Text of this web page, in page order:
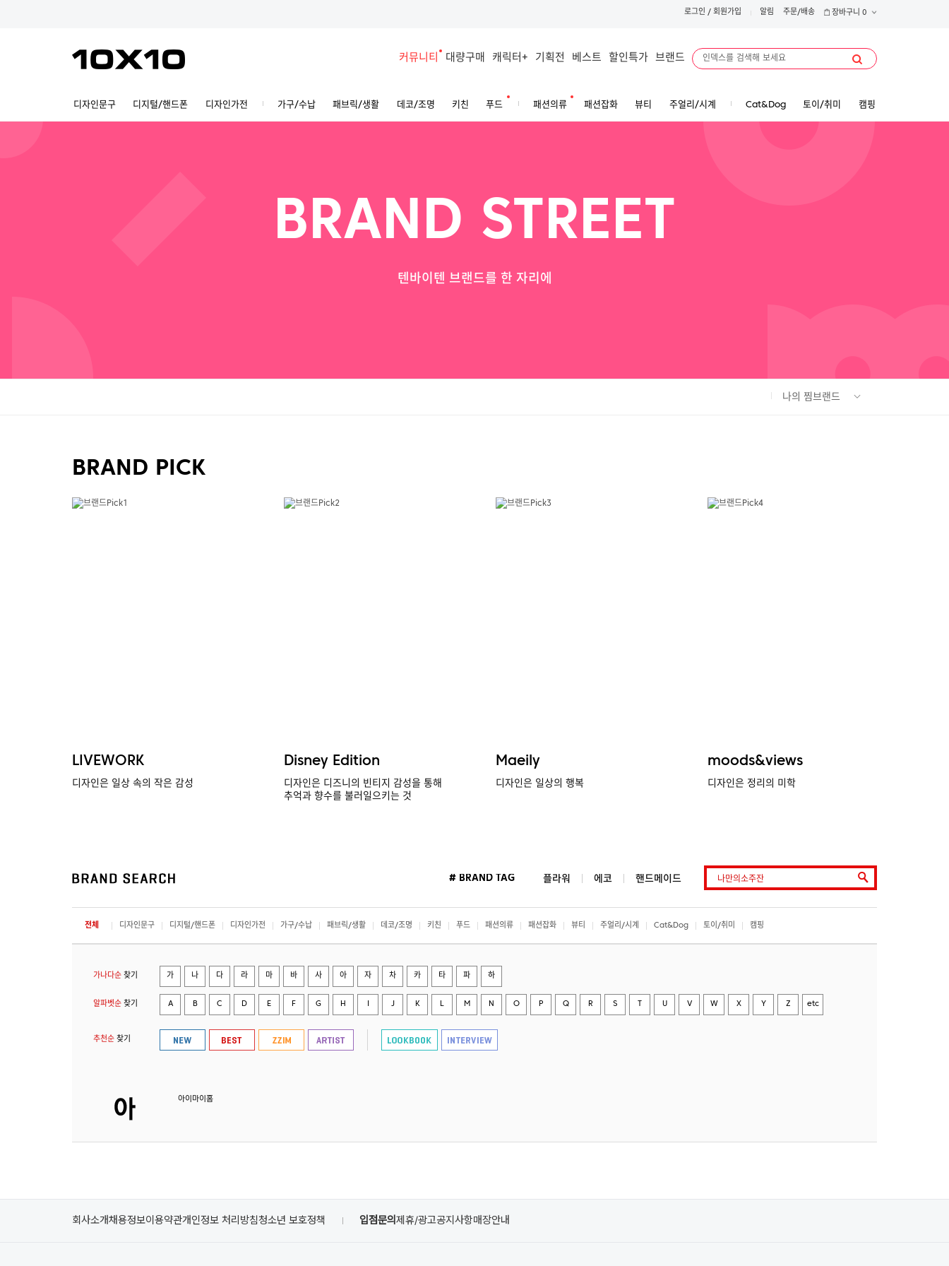
로그인 / 회원가입 알림 주문/배송 장바구니 0
커뮤니티 대량구매 캐릭터+ 기획전 베스트 할인특가 브랜드
디자인문구 디지털/핸드폰 디자인가전 가구/수납 패브릭/생활 데코/조명 키친 푸드 패션의류 패션잡화 뷰티 주얼리/시계 Cat&Dog 토이/취미 캠핑
BRAND STREET
텐바이텐 브랜드를 한 자리에
나의 찜브랜드
BRAND PICK
LIVEWORK
디자인은 일상 속의 작은 감성
Disney Edition
디자인은 디즈니의 빈티지 감성을 통해
추억과 향수를 불러일으키는 것
Maeily
디자인은 일상의 행복
moods&views
디자인은 정리의 미학
# BRAND TAG 플라워 에코 핸드메이드
전체 디자인문구 디지털/핸드폰 디자인가전 가구/수납 패브릭/생활 데코/조명 키친 푸드 패션의류 패션잡화 뷰티 주얼리/시계 Cat&Dog 토이/취미 캠핑
가나다순 찾기 가 나 다 라 마 바 사 아 자 차 카 타 파 하
알파벳순 찾기 A B C D E F G H J K L M N O P Q R S U V W X Y Z etc
추천순 찾기
아이마이홈
회사소개채용정보이용약관개인정보 처리방침청소년 보호정책 입점문의제휴/광고공지사항매장안내